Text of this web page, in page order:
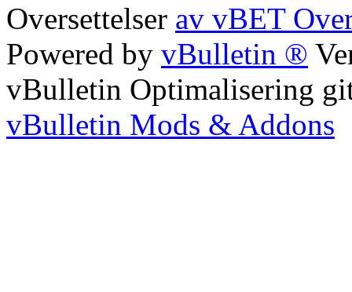
Oversettelser av vBET
Powered by vBulletin ®
vBulletin Optimalisering
vBulletin Mods & Addons